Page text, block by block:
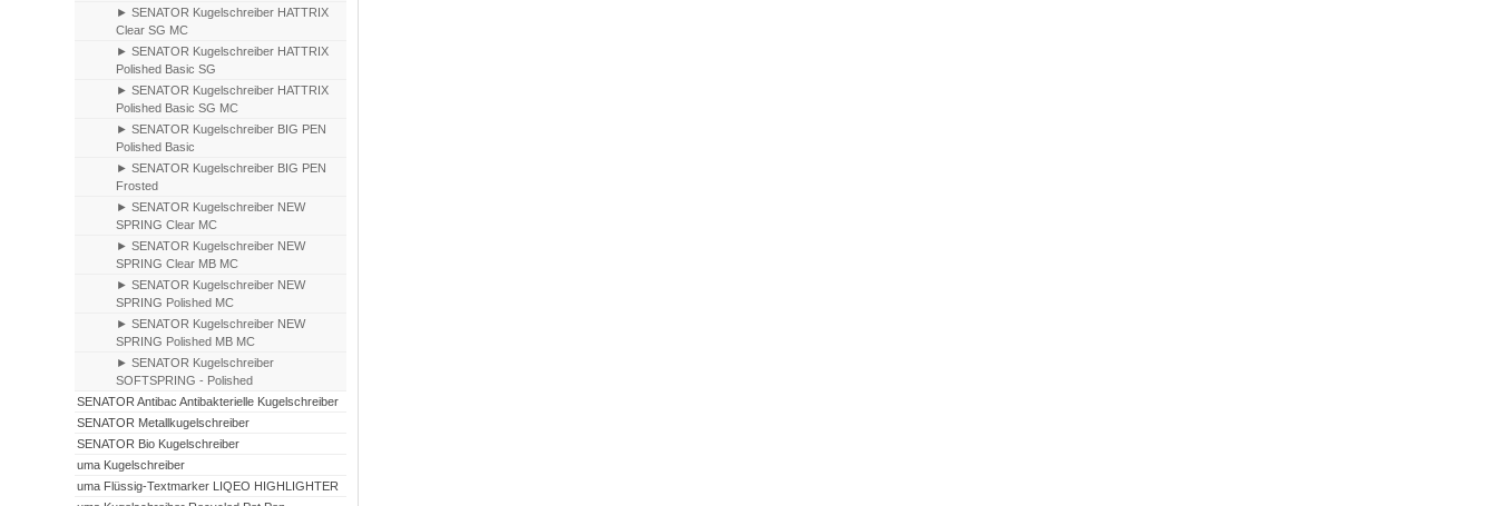
► SENATOR Kugelschreiber HATTRIX
Clear SG MC
► SENATOR Kugelschreiber HATTRIX
Polished Basic SG
► SENATOR Kugelschreiber HATTRIX
Polished Basic SG MC
► SENATOR Kugelschreiber BIG PEN
Polished Basic
► SENATOR Kugelschreiber BIG PEN
Frosted
► SENATOR Kugelschreiber NEW
SPRING Clear MC
► SENATOR Kugelschreiber NEW
SPRING Clear MB MC
► SENATOR Kugelschreiber NEW
SPRING Polished MC
► SENATOR Kugelschreiber NEW
SPRING Polished MB MC
► SENATOR Kugelschreiber
SOFTSPRING - Polished
SENATOR Antibac Antibakterielle Kugelschreiber
SENATOR Metallkugelschreiber
SENATOR Bio Kugelschreiber
uma Kugelschreiber
uma Flüssig-Textmarker LIQEO HIGHLIGHTER